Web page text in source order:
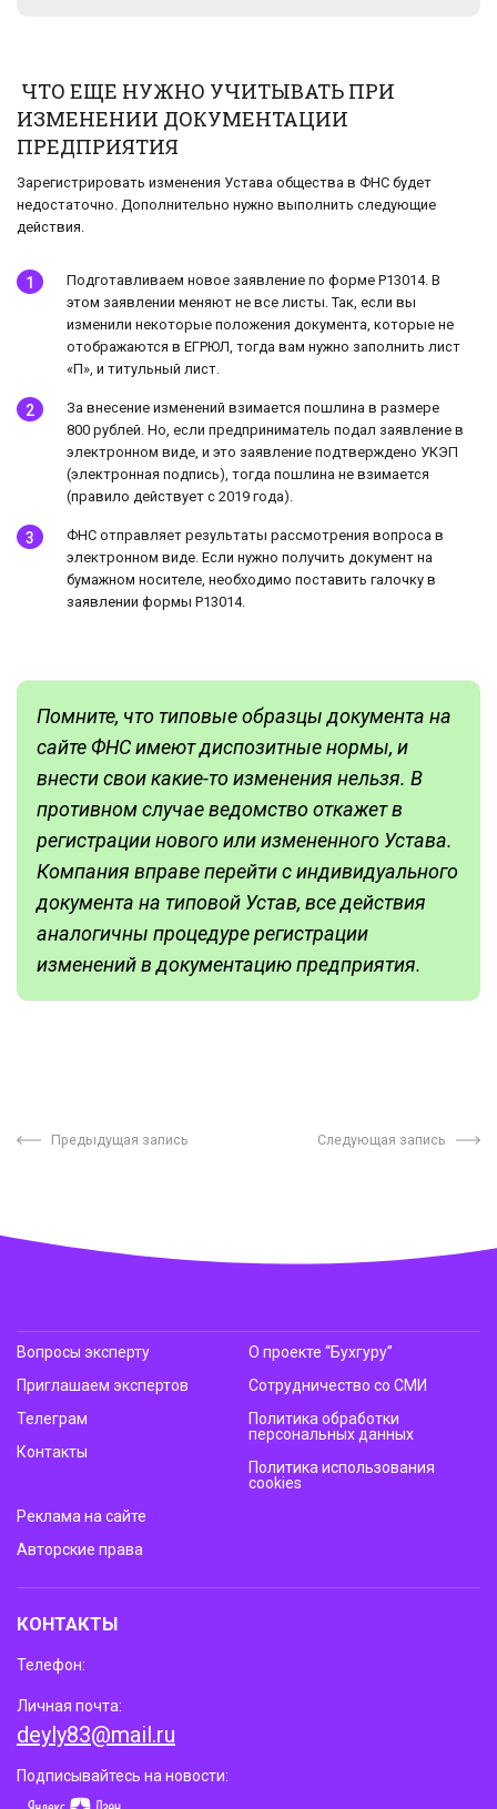
ЧТО ЕЩЕ НУЖНО УЧИТЫВАТЬ ПРИ
ИЗМЕНЕНИИ ДОКУМЕНТАЦИИ
ПРЕДПРИЯТИЯ
Зарегистрировать изменения Устава общества в ФНС будет
недостаточно. Дополнительно нужно выполнить следующие
действия.
Подготавливаем новое заявление по форме Р13014. В
этом заявлении меняют не все листы. Так, если вы
изменили некоторые положения документа, которые не
отображаются в ЕГРЮЛ, тогда вам нужно заполнить лист
«П», и титульный лист.
За внесение изменений взимается пошлина в размере
800 рублей. Но, если предприниматель подал заявление в
электронном виде, и это заявление подтверждено УКЭП
(электронная подпись), тогда пошлина не взимается
(правило действует с 2019 года).
ФНС отправляет результаты рассмотрения вопроса в
электронном виде. Если нужно получить документ на
бумажном носителе, необходимо поставить галочку в
заявлении формы Р13014.
Помните, что типовые образцы документа на
сайте ФНС имеют диспозитные нормы, и
внести свои какие-то изменения нельзя. В
противном случае ведомство откажет в
регистрации нового или измененного Устава.
Компания вправе перейти с индивидуального
документа на типовой Устав, все действия
аналогичны процедуре регистрации
изменений в документацию предприятия.
Предыдущая запись Следующая запись
Вопросы эксперту
Приглашаем экспертов
Телеграм
Контакты
О проекте “Бухгуру”
Сотрудничество со СМИ
Политика обработки
персональных данных
Политика использования
cookies
Реклама на сайте
Авторские права
КОНТАКТЫ
Телефон:
Личная почта:
deyly83@mail.ru
Подписывайтесь на новости: